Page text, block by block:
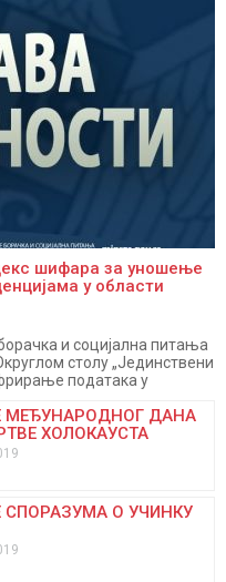
шифара за уношење
у области
и социјална питања
столу „Јединствени
података у
Ресавска 13-15, Сала 1, са
Ђорђевића у уводном
за едукацију и дуално
министра за
МЕЂУНАРОДНОГ ДАНА
ХОЛОКАУСТА
О УЧИНКУ